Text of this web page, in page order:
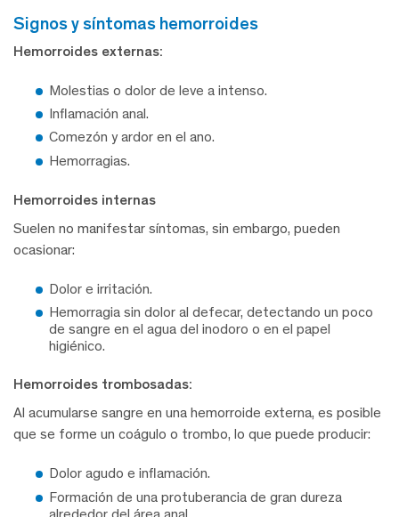
signos y síntomas hemorroides
Hemorroides externas:
Molestias o dolor de leve a intenso.
Inflamación anal.
Comezón y ardor en el ano.
Hemorragias.
Hemorroides internas
Suelen no manifestar síntomas, sin embargo, pueden
ocasionar:
Dolor e irritación.
Hemorragia sin dolor al defecar, detectando un poco
de sangre en el agua del inodoro o en el papel
higiénico.
Hemorroides trombosadas:
Al acumularse sangre en una hemorroide externa, es posible
que se forme un coágulo o trombo, lo que puede producir:
Dolor agudo e inflamación.
Formación de una protuberancia de gran dureza
alrededor del área anal.